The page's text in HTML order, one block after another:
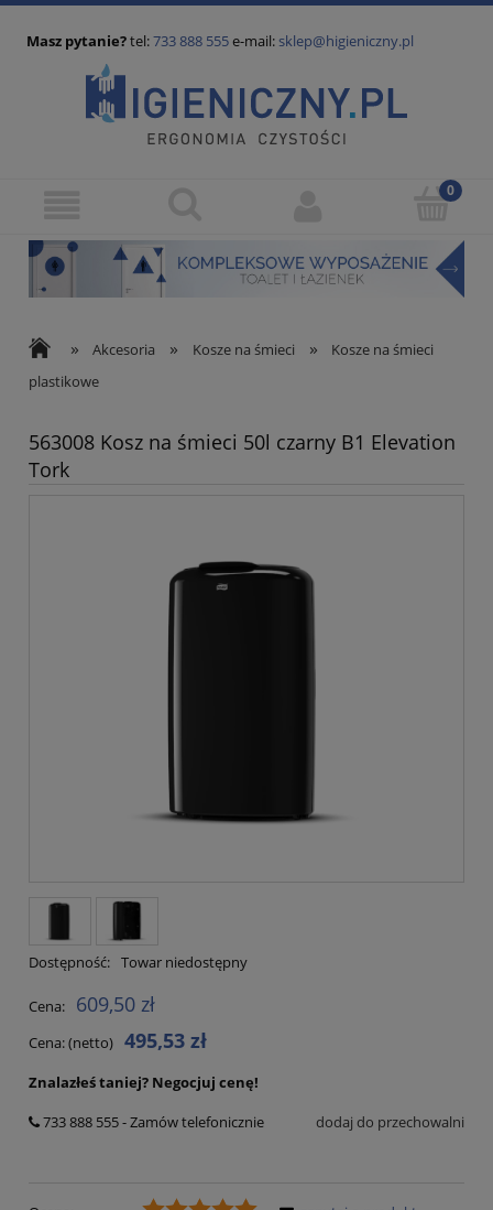
Masz pytanie?tel:733 888 555e-mail:sklep@higieniczny.pl
» Akcesoria » Kosze na śmieci »
Kosze na śmieci
plastikowe
563008 Kosz na śmieci 50l czarny B1 Elevation
Tork
Dostępność: Towar niedostępny
Cena: 609,50 zł
Cena: (netto) 495,53 zł
Znalazłeś taniej? Negocjuj cenę!
733 888 555 - Zamów telefonicznie
dodaj do przechowalni